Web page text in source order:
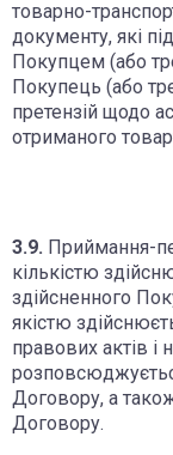
товарно-
документу, які
Покупцем (або
Покупець (або
претензій щодо
отриманого
3.9. Приймання-
кількістю
здійсненного
якістю
правових актів і
Договору, а
Договору.